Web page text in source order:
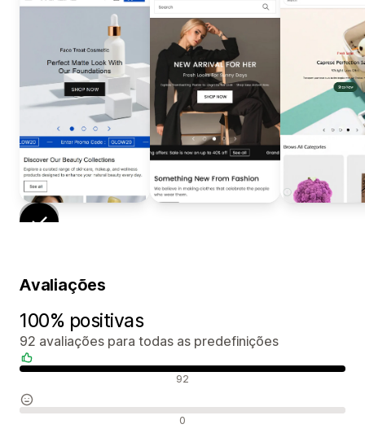
Avaliações
100% positivas
92 avaliações para todas as predefinições
92
0